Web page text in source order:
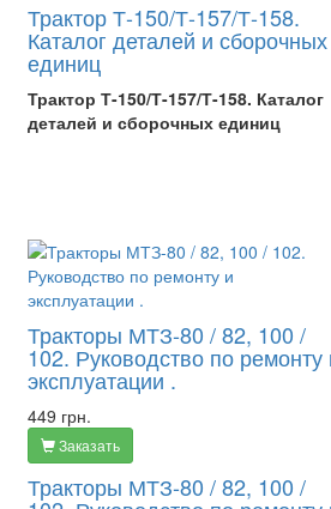
Трактор Т-150/Т-157/Т-158.
Каталог деталей и сборочных
единиц
Трактор Т-150/Т-157/Т-158. Каталог
деталей и сборочных единиц
Тракторы МТЗ-80 / 82, 100 /
102. Руководство по ремонту
эксплуатации .
449 грн.
Заказать
Тракторы МТЗ-80 / 82, 100 /